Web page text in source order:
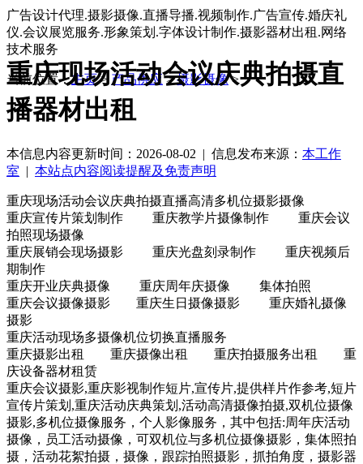
广告设计代理.摄影摄像.直播导播.视频制作.广告宣传.婚庆礼
仪.会议展览服务.形象策划.字体设计制作.摄影器材出租.网络
技术服务
当前位置：主页> 产品供应>摄影摄像>
重庆现场活动会议庆典拍摄直
播器材出租
本信息内容更新时间：2026-08-02 | 信息发布来源： 本工作
室 | 本站点内容阅读提醒及免责声明
重庆现场活动会议庆典拍摄直播高清多机位摄影摄像
重庆宣传片策划制作 重庆教学片摄像制作 重庆会议
拍照现场摄像
重庆展销会现场摄影 重庆光盘刻录制作 重庆视频后
期制作
重庆开业庆典摄像 重庆周年庆摄像 集体拍照
重庆会议摄像摄影 重庆生日摄像摄影 重庆婚礼摄像
摄影
重庆活动现场多摄像机位切换直播服务
重庆摄影出租 重庆摄像出租 重庆拍摄服务出租 重
庆设备器材租赁
重庆会议摄影,重庆影视制作短片,宣传片,提供样片作参考,短片
宣传片策划,重庆活动庆典策划,活动高清摄像拍摄,双机位摄像
摄影,多机位摄像服务，个人影像服务，其中包括:周年庆活动
摄像，员工活动摄像，可双机位与多机位摄像摄影，集体照拍
摄，活动花絮拍摄，摄像，跟踪拍照摄影，抓拍角度，摄影器